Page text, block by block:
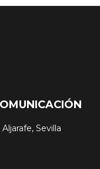
Sevilla